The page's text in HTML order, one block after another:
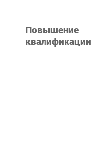
Повышение
квалификации